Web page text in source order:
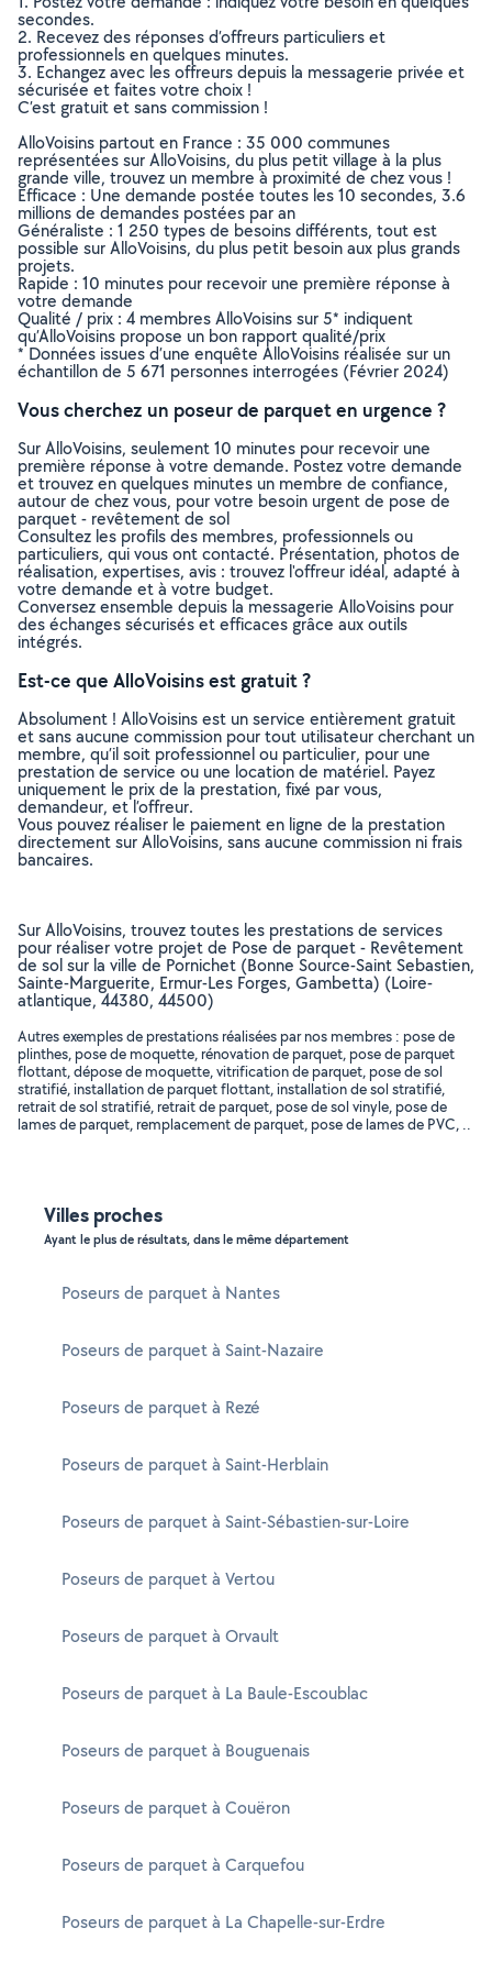
secondes.
2. Recevez des réponses d’offreurs particuliers et
professionnels en quelques minutes.
3. Echangez avec les offreurs depuis la messagerie privée et
sécurisée et faites votre choix !
C’est gratuit et sans commission !
AlloVoisins partout en France : 35 000 communes
représentées sur AlloVoisins, du plus petit village à la plus
grande ville, trouvez un membre à proximité de chez vous !
Efficace : Une demande postée toutes les 10 secondes, 3.6
millions de demandes postées par an
Généraliste : 1 250 types de besoins différents, tout est
possible sur AlloVoisins, du plus petit besoin aux plus grands
projets.
Rapide : 10 minutes pour recevoir une première réponse à
votre demande
Qualité / prix : 4 membres AlloVoisins sur 5* indiquent
qu’AlloVoisins propose un bon rapport qualité/prix
* Données issues d’une enquête AlloVoisins réalisée sur un
échantillon de 5 671 personnes interrogées (Février 2024)
Vous cherchez un poseur de parquet en urgence ?
Sur AlloVoisins, seulement 10 minutes pour recevoir une
première réponse à votre demande. Postez votre demande
et trouvez en quelques minutes un membre de confiance,
autour de chez vous, pour votre besoin urgent de pose de
parquet - revêtement de sol
Consultez les profils des membres, professionnels ou
particuliers, qui vous ont contacté. Présentation, photos de
réalisation, expertises, avis : trouvez l'offreur idéal, adapté à
votre demande et à votre budget.
Conversez ensemble depuis la messagerie AlloVoisins pour
des échanges sécurisés et efficaces grâce aux outils
intégrés.
Est-ce que AlloVoisins est gratuit ?
Absolument ! AlloVoisins est un service entièrement gratuit
et sans aucune commission pour tout utilisateur cherchant un
membre, qu’il soit professionnel ou particulier, pour une
prestation de service ou une location de matériel. Payez
uniquement le prix de la prestation, fixé par vous,
demandeur, et l’offreur.
Vous pouvez réaliser le paiement en ligne de la prestation
directement sur AlloVoisins, sans aucune commission ni frais
bancaires.
Sur AlloVoisins, trouvez toutes les prestations de services
pour réaliser votre projet de Pose de parquet - Revêtement
de sol sur la ville de Pornichet (Bonne Source-Saint Sebastien,
Sainte-Marguerite, Ermur-Les Forges, Gambetta) (Loire-
atlantique, 44380, 44500)
Autres exemples de prestations réalisées par nos membres : pose de
plinthes, pose de moquette, rénovation de parquet, pose de parquet
flottant, dépose de moquette, vitrification de parquet, pose de sol
stratifié, installation de parquet flottant, installation de sol stratifié,
retrait de sol stratifié, retrait de parquet, pose de sol vinyle, pose de
lames de parquet, remplacement de parquet, pose de lames de PVC, ..
Villes proches
Ayant le plus de résultats, dans le même département
Poseurs de parquet à Nantes
Poseurs de parquet à Saint-Nazaire
Poseurs de parquet à Rezé
Poseurs de parquet à Saint-Herblain
Poseurs de parquet à Saint-Sébastien-sur-Loire
Poseurs de parquet à Vertou
Poseurs de parquet à Orvault
Poseurs de parquet à La Baule-Escoublac
Poseurs de parquet à Bouguenais
Poseurs de parquet à Couëron
Poseurs de parquet à Carquefou
Poseurs de parquet à La Chapelle-sur-Erdre